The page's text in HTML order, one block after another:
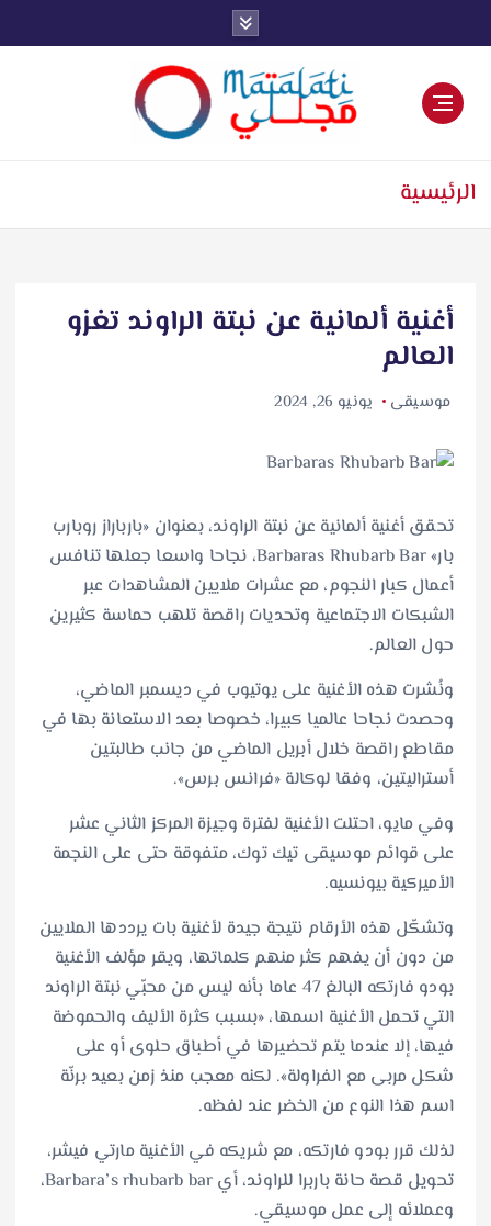
ل
الرئيسية
أغنية ألمانية عن نبتة الراوند تغزو
العالم
موسيقى يونيو 26, 2024
تحقق أغنية ألمانية عن نبتة الراوند، بعنوان «بارباراز روبارب
بار» Barbaras Rhubarb Bar، نجاحا واسعا جعلها تنافس
أعمال كبار النجوم، مع عشرات ملايين المشاهدات عبر
الشبكات الاجتماعية وتحديات راقصة تلهب حماسة كثيرين
حول العالم.
ونُشرت هذه الأغنية على يوتيوب في ديسمبر الماضي،
وحصدت نجاحا عالميا كبيرا، خصوصا بعد الاستعانة بها في
مقاطع راقصة خلال أبريل الماضي من جانب طالبتين
أستراليتين، وفقا لوكالة «فرانس برس».
وفي مايو، احتلت الأغنية لفترة وجيزة المركز الثاني عشر
على قوائم موسيقى تيك توك، متفوقة حتى على النجمة
الأميركية بيونسيه.
وتشكّل هذه الأرقام نتيجة جيدة لأغنية بات يرددها الملايين
من دون أن يفهم كثر منهم كلماتها، ويقر مؤلف الأغنية
بودو فارتكه البالغ 47 عاما بأنه ليس من محبّي نبتة الراوند
التي تحمل الأغنية اسمها، «بسبب كثرة الأليف والحموضة
فيها، إلا عندما يتم تحضيرها في أطباق حلوى أو على
شكل مربى مع الفراولة». لكنه معجب منذ زمن بعيد برنّة
اسم هذا النوع من الخضر عند لفظه.
لذلك قرر بودو فارتكه، مع شريكه في الأغنية مارتي فيشر،
تحويل قصة حانة باربرا للراوند، أي Barbara’s rhubarb bar،
وعملائه إلى عمل موسيقي.